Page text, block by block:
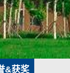
&获奖